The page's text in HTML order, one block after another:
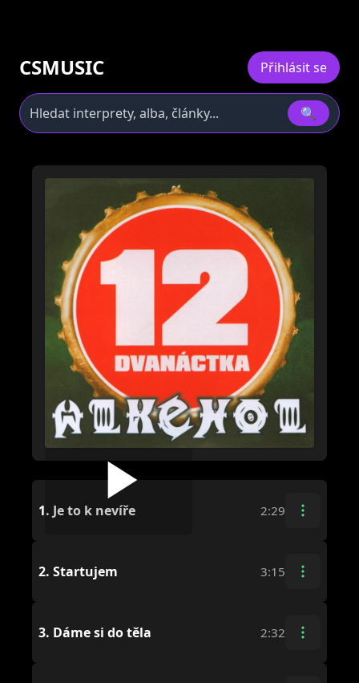
CSMUSIC Přihlásit se
🔍
1. Je to k nevíře 2:29
2. Startujem 3:15
3. Dáme si do těla 2:32